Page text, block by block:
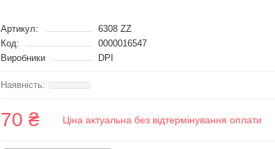
Артикул:
6308 ZZ
Код:
0000016547
Виробники
DPI
70 ₴ Ціна актуальна без відтермінування оплати